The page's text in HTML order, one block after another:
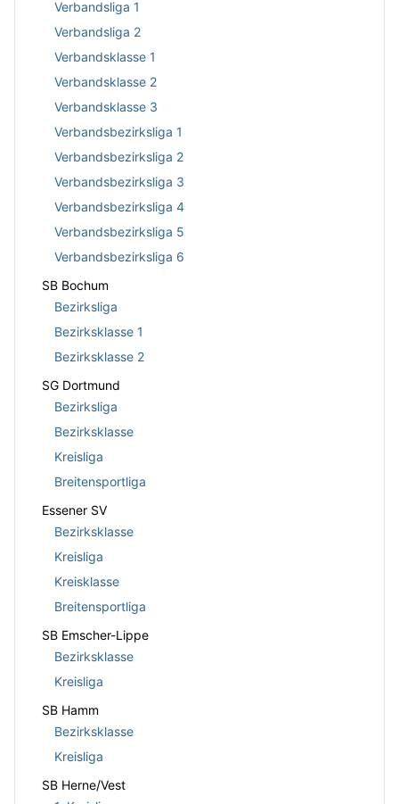
Verbandsliga 1
Verbandsliga 2
Verbandsklasse 1
Verbandsklasse 2
Verbandsklasse 3
Verbandsbezirksliga 1
Verbandsbezirksliga 2
Verbandsbezirksliga 3
Verbandsbezirksliga 4
Verbandsbezirksliga 5
Verbandsbezirksliga 6
SB Bochum
Bezirksliga
Bezirksklasse 1
Bezirksklasse 2
SG Dortmund
Bezirksliga
Bezirksklasse
Kreisliga
Breitensportliga
Essener SV
Bezirksklasse
Kreisliga
Kreisklasse
Breitensportliga
SB Emscher-Lippe
Bezirksklasse
Kreisliga
SB Hamm
Bezirksklasse
Kreisliga
SB Herne/Vest